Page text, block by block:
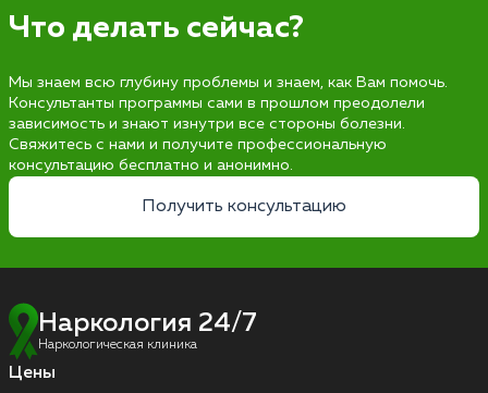
Что делать сейчас?
Мы знаем всю глубину проблемы и знаем, как Вам помочь.
Консультанты программы сами в прошлом преодолели
зависимость и знают изнутри все стороны болезни.
Свяжитесь с нами и получите профессиональную
консультацию бесплатно и анонимно.
Получить консультацию
Наркология 24/7
Наркологическая клиника
Цены